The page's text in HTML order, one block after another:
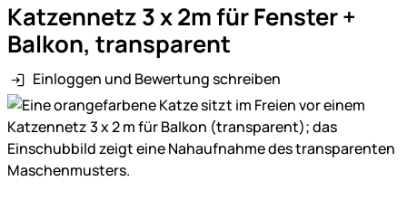
Katzennetz 3 x 2m für Fenster +
Balkon, transparent
Einloggen und Bewertung schreiben
Produktgalerie